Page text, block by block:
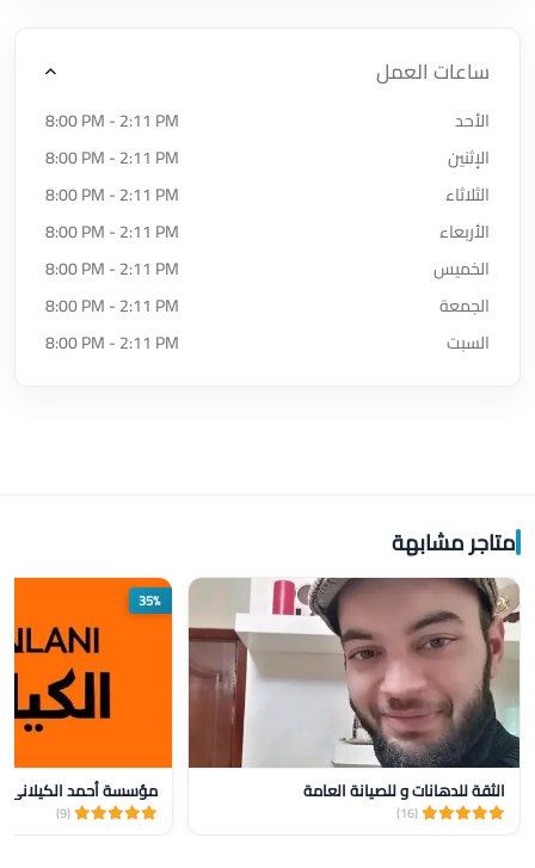
ساعات العمل
الأحد
8:00 PM - 2:11 PM
الإثنين
8:00 PM - 2:11 PM
الثلاثاء
8:00 PM - 2:11 PM
الأربعاء
8:00 PM - 2:11 PM
الخميس
8:00 PM - 2:11 PM
الجمعة
8:00 PM - 2:11 PM
السبت
8:00 PM - 2:11 PM
متاجر مشابهة
الثقة للدهانات و للصيانة العامة
(16)
35%
(9)